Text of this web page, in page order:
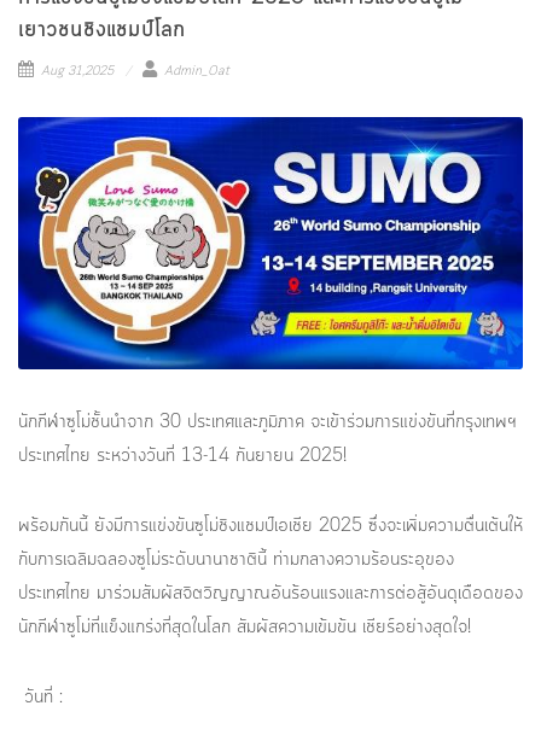
เยาวชนชิงแชมป์โลก
Aug 31,2025 Admin_Oat
นักกีฬาซูโม่ชั้นนำจาก 30 ประเทศและภูมิภาค จะเข้าร่วมการแข่งขันที่กรุงเทพฯ
ประเทศไทย ระหว่างวันที่ 13-14 กันยายน 2025!
พร้อมกันนี้ ยังมีการแข่งขันซูโม่ชิงแชมป์เอเชีย 2025 ซึ่งจะเพิ่มความตื่นเต้นให้
กับการเฉลิมฉลองซูโม่ระดับนานาชาตินี้ ท่ามกลางความร้อนระอุของ
ประเทศไทย มาร่วมสัมผัสจิตวิญญาณอันร้อนแรงและการต่อสู้อันดุเดือดของ
นักกีฬาซูโม่ที่แข็งแกร่งที่สุดในโลก สัมผัสความเข้มข้น เชียร์อย่างสุดใจ!
วันที่ :